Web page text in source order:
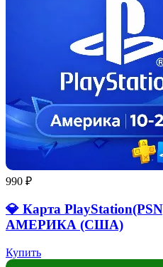
990 ₽
💎 Карта
АМЕРИКА (США)
Купить